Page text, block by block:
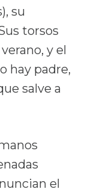
su
torsos
y el
hay padre,
salve a
el